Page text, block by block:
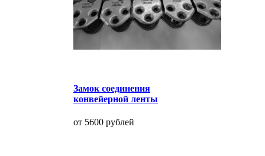
Замок соединения
конвейерной ленты
от 5600 рублей